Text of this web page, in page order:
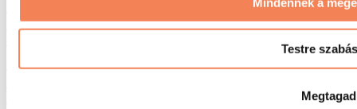
Testre szabás
Megtagad
Vörösfény-terápia
Öko háztartás